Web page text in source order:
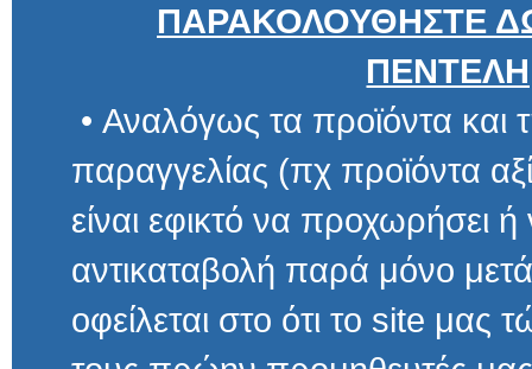
ΠΑΡΑΚΟΛΟΥΘΗΣΤΕ
• Αναλόγως τα προϊόντα και
παραγγελίας (πχ προϊόντα αξίας
είναι εφικτό να προχωρήσει ή να
αντικαταβολή παρά μόνο μετά
οφείλεται στο ότι το site μας τώρα
τους πρώην προμηθευτές μας